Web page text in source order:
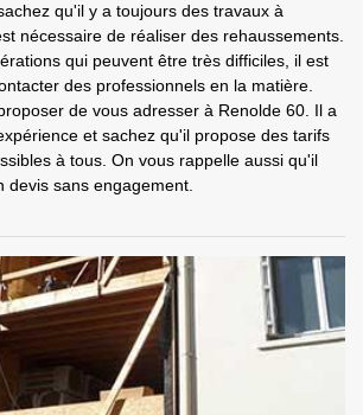
qu'il y a toujours des travaux à
nécessaire de réaliser des rehaussements.
qui peuvent être très difficiles, il est
des professionnels en la matière.
de vous adresser à Renolde 60. Il a
et sachez qu'il propose des tarifs
à tous. On vous rappelle aussi qu'il
devis sans engagement.